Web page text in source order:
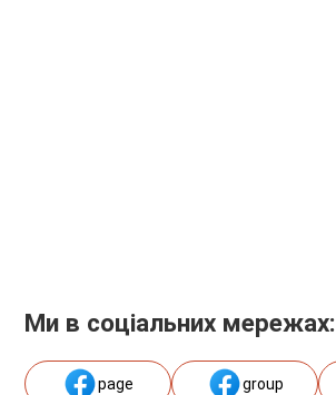
Ми в соціальних мережах:
page group